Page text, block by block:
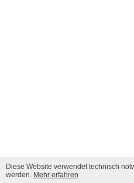
Diese Website verwendet technisch
werden. Mehr erfahren